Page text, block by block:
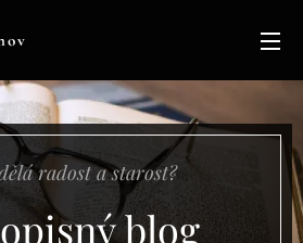
radost a starost?
blog